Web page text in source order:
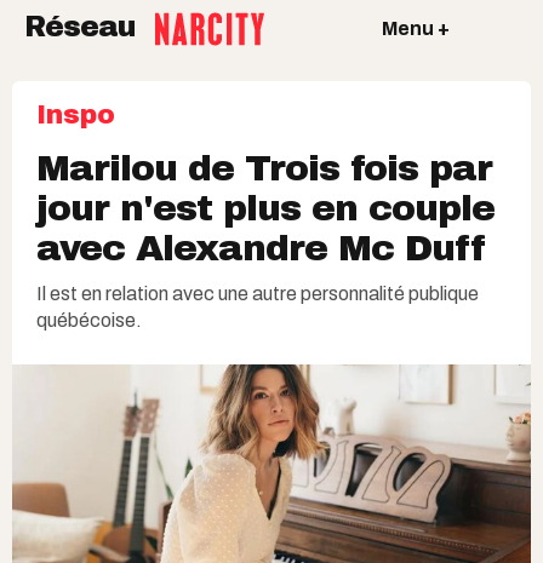
Réseau Menu +
Inspo
Marilou de Trois fois par
jour n'est plus en couple
avec Alexandre Mc Duff
Il est en relation avec une autre personnalité publique
québécoise.